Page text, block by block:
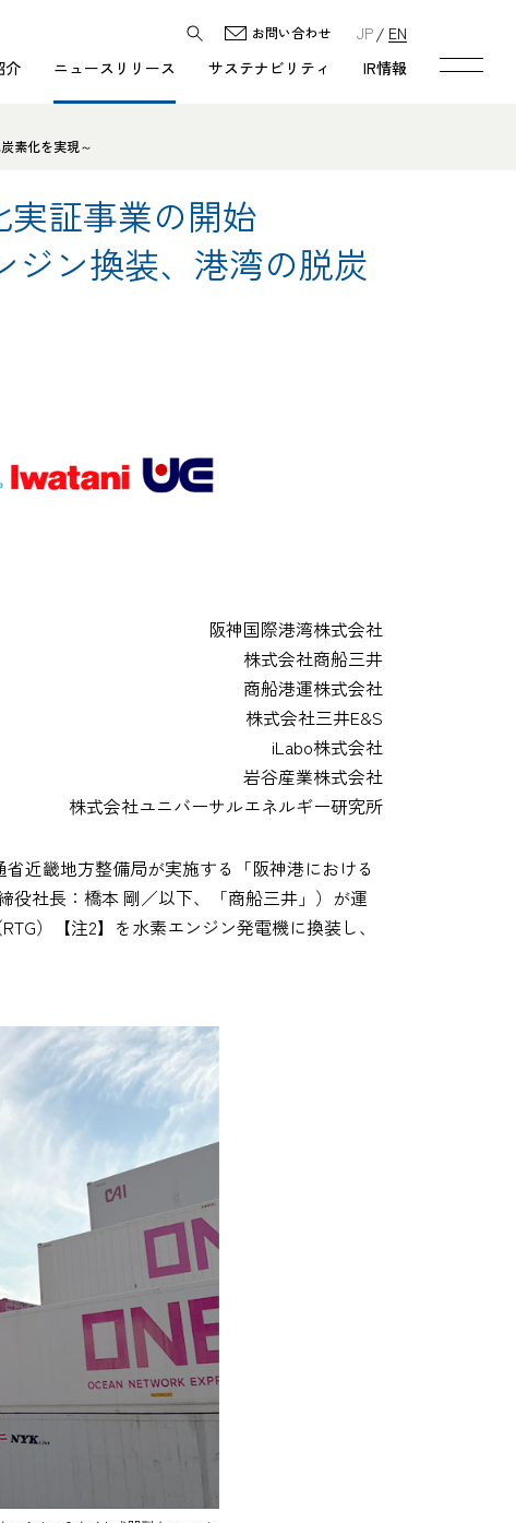
介 ニュースリリース サステナビリティ IR情報
お問い合わせ JP EN
素化を実現～
証事業の開始
ジン換装、港湾の脱炭
阪神国際港湾株式会社
株式会社商船三井
商船港運株式会社
株式会社三井E&S
iLabo株式会社
岩谷産業株式会社
株式会社ユニバーサルエネルギー研究所
近畿地方整備局が実施する「阪神港における
役社長：橋本 剛／以下、「商船三井」）が運
）【注2】を水素エンジン発電機に換装し、